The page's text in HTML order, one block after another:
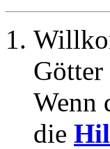
Götter
Wenn
die